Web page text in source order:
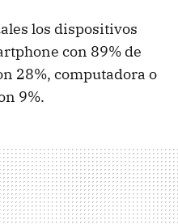
los dispositivos
con 89% de
28%, computadora o
9%.